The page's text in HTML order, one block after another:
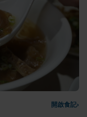
開啟食記›